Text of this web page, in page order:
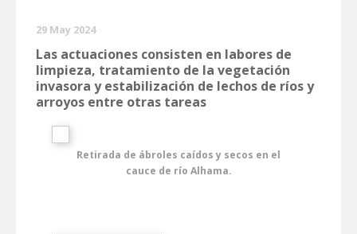
29 May 2024
Las actuaciones consisten en labores de
limpieza, tratamiento de la vegetación
invasora y estabilización de lechos de ríos y
arroyos entre otras tareas
Retirada de ábroles caídos y secos en el
cauce de río Alhama.